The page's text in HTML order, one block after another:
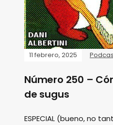
11 febrero, 2025
Número 250 –
de sugus
ESPECIAL (bueno, no